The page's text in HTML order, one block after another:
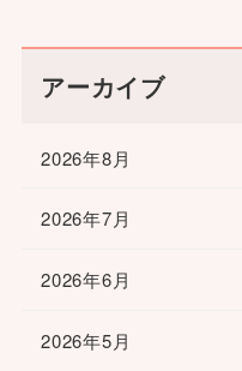
アーカイブ
2026年8月
2026年7月
2026年6月
2026年5月